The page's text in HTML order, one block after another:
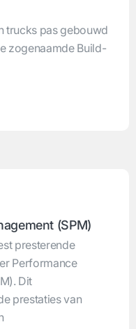
trucks pas gebouwd
zogenaamde Build-
(SPM)
presterende
Performance
Dit
prestaties van